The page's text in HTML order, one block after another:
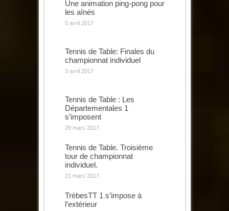
Une animation ping-pong pour
les aînés
5 avril 2017
Tennis de Table: Finales du
championnat individuel
3 avril 2017
Tennis de Table : Les
Départementales 1
s’imposent
29 mars 2017
Tennis de Table. Troisième
tour de championnat
individuel.
21 mars 2017
TrèbesTT 1 s’impose à
l’extérieur